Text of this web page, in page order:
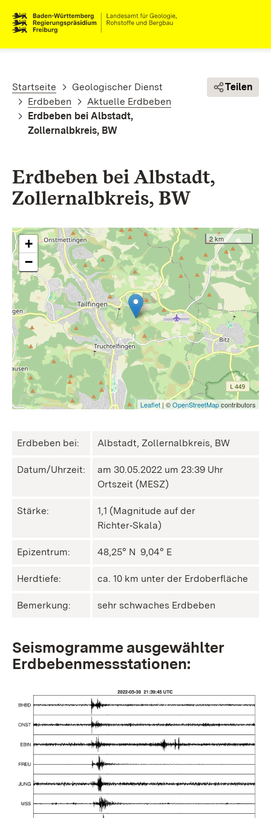
Pfadnavigation
Startseite
Geologischer Dienst
Erdbeben
Aktuelle Erdbeben
Erdbeben bei Albstadt,
Zollernalbkreis, BW
Teilen
Erdbeben bei Albstadt,
Zollernalbkreis, BW
+
−
2 km
Leaflet | ©OpenStreetMapcontributors
Erdbeben bei: Albstadt, Zollernalbkreis, BW
Datum/Uhrzeit:
am 30.05.2022 um 23:39 Uhr
Ortszeit (MESZ)
Stärke:
1,1 (Magnitude auf der
Richter‑Skala)
Epizentrum: 48,25° N ㅤ 9,04° E
Herdtiefe: ca. 10 km unter der Erdoberfläche
Bemerkung: sehr schwaches Erdbeben
Seismogramme ausgewählter
Erdbebenmessstationen: